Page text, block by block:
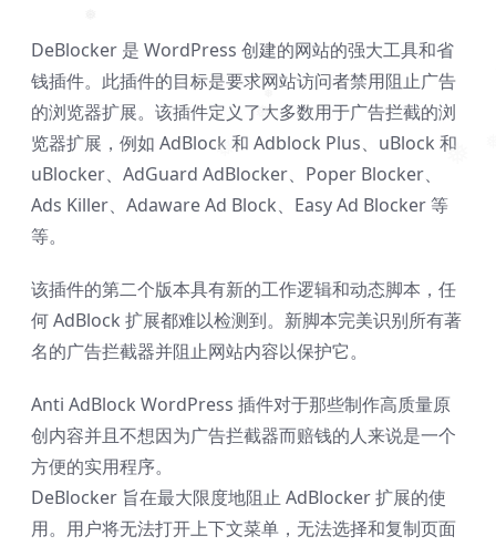
❅
❅
❅
DeBlocker 是 WordPress 创建的网站的强大工具和省
钱插件。此插件的目标是要求网站访问者禁用阻止广告
的浏览器扩展。该插件定义了大多数用于广告拦截的浏
览器扩展，例如 AdBlock 和 Adblock Plus、uBlock 和
uBlocker、AdGuard AdBlocker、Poper Blocker、
Ads Killer、Adaware Ad Block、Easy Ad Blocker 等
等。
该插件的第二个版本具有新的工作逻辑和动态脚本，任
何 AdBlock 扩展都难以检测到。新脚本完美识别所有著
名的广告拦截器并阻止网站内容以保护它。
Anti AdBlock WordPress 插件对于那些制作高质量原
创内容并且不想因为广告拦截器而赔钱的人来说是一个
方便的实用程序。
DeBlocker 旨在最大限度地阻止 AdBlocker 扩展的使
用。用户将无法打开上下文菜单，无法选择和复制页面